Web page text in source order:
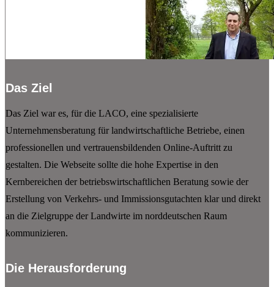
Das Ziel
Das Ziel war es, für die LACO, eine spezialisierte
Unternehmensberatung für landwirtschaftliche Betriebe, einen
professionellen und vertrauensbildenden Online-Auftritt zu
gestalten. Die Webseite sollte die hohe Expertise in den
Kernbereichen der betriebswirtschaftlichen Beratung sowie der
Erstellung von Verkehrs- und Immissionsgutachten klar und direkt
an die Zielgruppe der Landwirte im norddeutschen Raum
kommunizieren.
Die Herausforderung